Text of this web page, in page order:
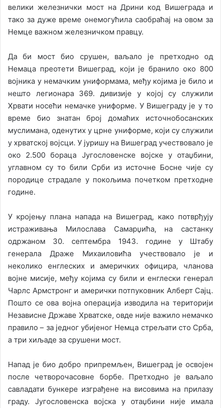
велики железнички мост на Дрини код Вишеграда и
тако за дуже време онемогућила саобраћај на овом за
Немце важном железничком правцу.
Да би мост био срушен, ваљало је претходно од
Немаца преотети Вишеград, који је бранило око 800
војника у немачким униформама, међу којима је било и
нешто легионара 369. дивизије у којој су служили
Хрвати носећи немачке униформе. У Вишеграду је у то
време био знатан број домаћих источнобосанских
муслимана, оденутих у црне униформе, који су служили
у хрватској војсци. У јуришу на Вишеград учествовало је
око 2.500 бораца Југословенске војске у отаџбини,
углавном су то били Срби из источне Босне чије су
породице страдале у покољима почетком претходне
године.
У кројењу плана напада на Вишеград, како потврђују
истраживања Милослава Самарџића, на састанку
одржаном 30. септембра 1943. године у Штабу
генерала Драже Михаиловића учествовало је и
неколико енглеских и америчких официра, чланова
војне мисије, међу којима су били и енглески генерал
Чарлс Армстронг и амерички потпуковник Алберт Сајц.
Пошто се ова војна операција изводила на територији
Независне Државе Хрватске, овде није важило немачко
правило – за једног убијеног Немца стрељати сто Срба,
а три хиљаде за срушени мост.
Напад је био добро припремљен, Вишеград је освојен
после четворочасовне борбе. Претходно је ваљало
савладати бункере изграђене на висовима на прилазу
граду. Југословенска војска у отаџбини није имала